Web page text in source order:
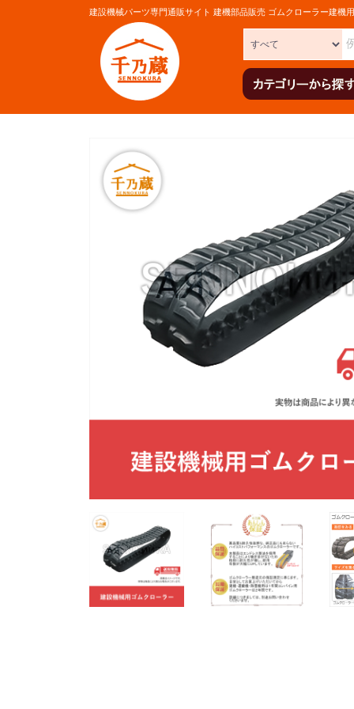
建設機械パーツ専門通販サイト 建機部品販売 ゴムクローラー建機用